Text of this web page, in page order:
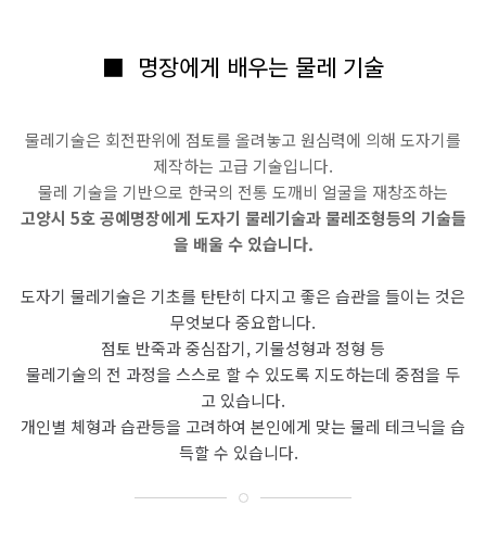
■ 명장에게 배우는 물레 기술
물레기술은 회전판위에 점토를 올려놓고 원심력에 의해 도자기를
제작하는 고급 기술입니다.
물레 기술을 기반으로 한국의 전통 도깨비 얼굴을 재창조하는
고양시 5호 공예명장에게 도자기 물레기술과 물레조형등의 기술들
을 배울 수 있습니다.
도자기 물레기술은 기초를 탄탄히 다지고 좋은 습관을 들이는 것은
무엇보다 중요합니다.
점토 반죽과 중심잡기, 기물성형과 정형 등
물레기술의 전 과정을 스스로 할 수 있도록 지도하는데 중점을 두
고 있습니다.
개인별 체형과 습관등을 고려하여 본인에게 맞는 물레 테크닉을 습
득할 수 있습니다.